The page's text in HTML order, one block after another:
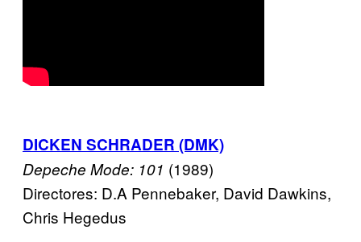
DICKEN SCHRADER (DMK)
Depeche Mode: 101 (1989)
Directores: D.A Pennebaker, David Dawkins,
Chris Hegedus